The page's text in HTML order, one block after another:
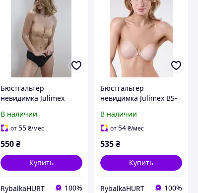
Бюстгальтер
невидимка Julimex
В наличии
от55 ₴/мес
550 ₴
Купить
RybalkaHURT 100%
Бюстгальтер
невидимка Julimex BS-
В наличии
от54₴/мес
535₴
Купить
RybalkaHURT 100%